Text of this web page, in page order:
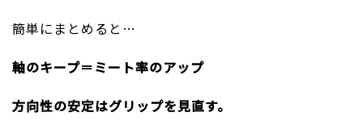
簡単にまとめると…
軸のキープ＝ミート率のアップ
方向性の安定はグリップを見直す。